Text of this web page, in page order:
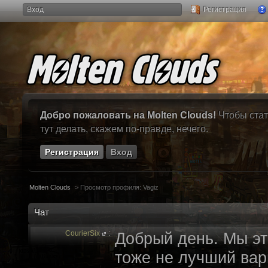
Вход Регистрация
Добро пожаловать на Molten Clouds! Чтобы
тут делать, скажем по-правде, нечего.
Регистрация Вход
Molten Clouds > Просмотр профиля: Vagiz
Чат
CourierSix : Добрый день. Мы
тоже не лучший